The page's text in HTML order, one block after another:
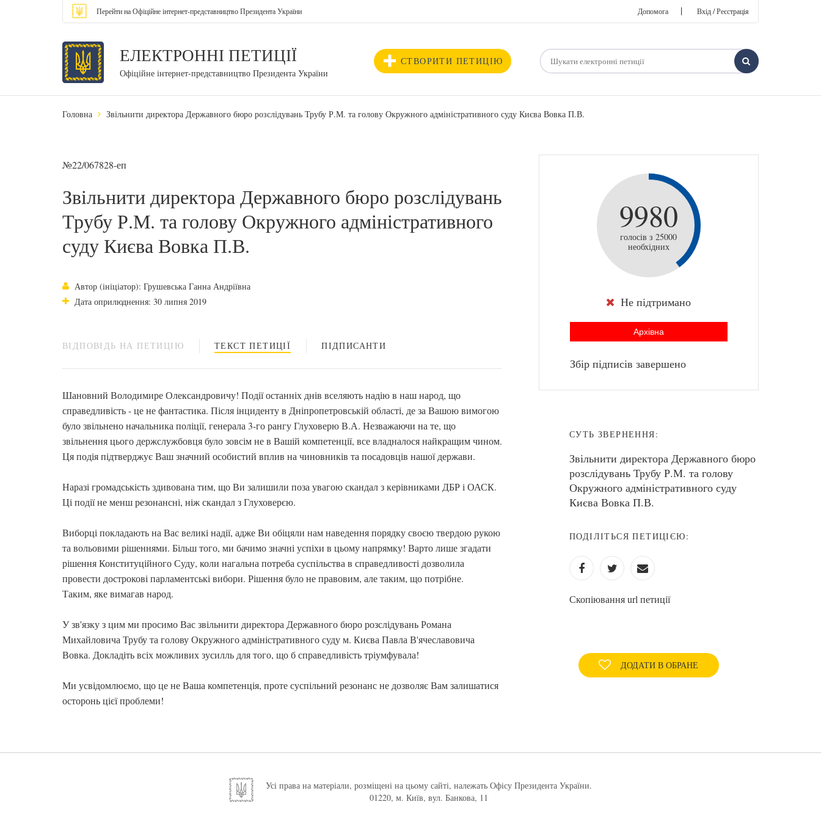
Перейти на Офіційне інтернет-представництво Президента України Допомога | Вхід / Реєстрація
ЕЛЕКТРОННІ ПЕТИЦІЇ
Офіційне інтернет-представництво Президента України
СТВОРИТИ ПЕТИЦІЮ
Головна Звільнити директора Державного бюро розслідувань Трубу Р.М. та голову Окружного адміністративного суду Києва Вовка П.В.
№22/067828-еп
Звільнити директора Державного бюро розслідувань
Трубу Р.М. та голову Окружного адміністративного
суду Києва Вовка П.В.
Автор (ініціатор): Грушевська Ганна Андріївна
Дата оприлюднення: 30 липня 2019
ВІДПОВІДЬ НА ПЕТИЦІЮ ТЕКСТ ПЕТИЦІЇ ПІДПИСАНТИ
Шановний Володимире Олександровичу! Події останніх днів вселяють надію в наш народ, що
справедливість - це не фантастика. Після інциденту в Дніпропетровській області, де за Вашою вимогою
було звільнено начальника поліції, генерала 3-го рангу Глуховерю В.А. Незважаючи на те, що
звільнення цього держслужбовця було зовсім не в Вашій компетенції, все владналося найкращим чином.
Ця подія підтверджує Ваш значний особистий вплив на чиновників та посадовців нашої держави.
Наразі громадськість здивована тим, що Ви залишили поза увагою скандал з керівниками ДБР і ОАСК.
Ці події не менш резонансні, ніж скандал з Глуховерєю.
Виборці покладають на Вас великі надії, адже Ви обіцяли нам наведення порядку своєю твердою рукою
та вольовими рішеннями. Більш того, ми бачимо значні успіхи в цьому напрямку! Варто лише згадати
рішення Конституційного Суду, коли нагальна потреба суспільства в справедливості дозволила
провести дострокові парламентські вибори. Рішення було не правовим, але таким, що потрібне.
Таким, яке вимагав народ.
У зв'язку з цим ми просимо Вас звільнити директора Державного бюро розслідувань Романа
Михайловича Трубу та голову Окружного адміністративного суду м. Києва Павла В'ячеславовича
Вовка. Докладіть всіх можливих зусилль для того, що б справедливість тріумфувала!
Ми усвідомлюємо, що це не Ваша компетенція, проте суспільний резонанс не дозволяє Вам залишатися
осторонь цієї проблеми!
9980
голосів з 25000
необхідних
Не підтримано
Архівна
Збір підписів завершено
СУТЬ ЗВЕРНЕННЯ:
Звільнити директора Державного бюро
розслідувань Трубу Р.М. та голову
Окружного адміністративного суду
Києва Вовка П.В.
ПОДІЛІТЬСЯ ПЕТИЦІЄЮ:
Скопіювання url петиції
ДОДАТИ В ОБРАНЕ
Усі права на матеріали, розміщені на цьому сайті, належать Офісу Президента України.
01220, м. Київ, вул. Банкова, 11